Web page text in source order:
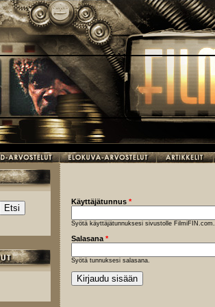
Käyttäjätunnus *
Syötä käyttäjätunnuksesi sivustolle FilmiFIN.com.
Salasana *
Syötä tunnuksesi salasana.